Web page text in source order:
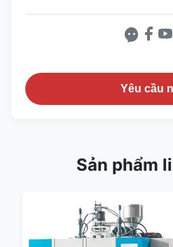
Yêu cầu
Sản phẩm